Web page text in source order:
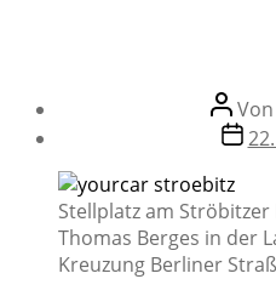
Von
Stellplatz am Ströbitzer
Thomas Berges in der
Kreuzung Berliner